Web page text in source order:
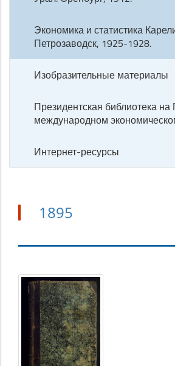
Экономика и статистика
Петрозаводск, 1925-1928.
Изобразительные материалы
Президентская библиотека на
международном
Интернет-ресурсы
1895
1895